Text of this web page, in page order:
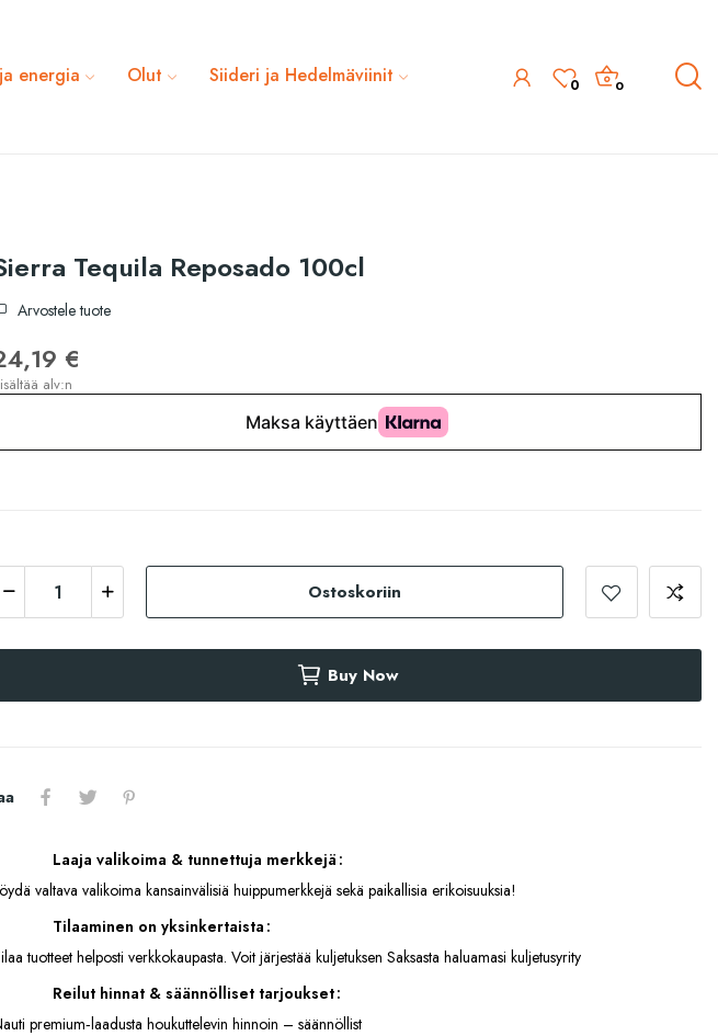
energia Olut Siideri ja Hedelmäviinit 0 0
Tequila Reposado 100cl
Arvostele tuote
€
alv:n
Ostoskoriin
Buy Now
Laaja valikoima & tunnettuja merkkejä
valtava valikoima kansainvälisiä huippumerkkejä sekä paikallisia erikoisuuksia!
Tilaaminen on yksinkertaista
tuotteet helposti verkkokaupasta. Voit järjestää kuljetuksen Saksasta haluamasi kuljetusyrity
Reilut hinnat & säännölliset tarjoukset
premium‑laadusta houkuttelevin hinnoin – säännöllist